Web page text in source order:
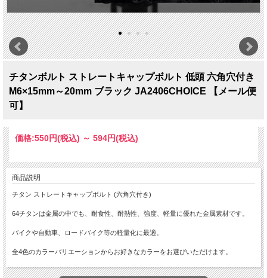
チタンボルト ストレートキャップボルト 低頭 六角穴付き
M6×15mm～20mm ブラック JA2406CHOICE 【メール便
可】
価格:550円(税込) ～ 594円(税込)
商品説明
チタン ストレートキャップボルト (六角穴付き)
64チタンは金属の中でも、耐食性、耐熱性、強度、軽量に優れた金属素材です。
バイクや自動車、ロードバイク等の軽量化に最適。
全4色のカラーバリエーションからお好きなカラーをお選びいただけます。